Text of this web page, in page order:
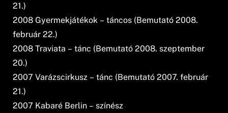
21.)
2008 Gyermekjátékok – táncos (Bemutató 2008.
február 22.)
2008 Traviata – tánc (Bemutató 2008. szeptember
20.)
2007 Varázscirkusz – tánc (Bemutató 2007. február
21.)
2007 Kabaré Berlin – színész